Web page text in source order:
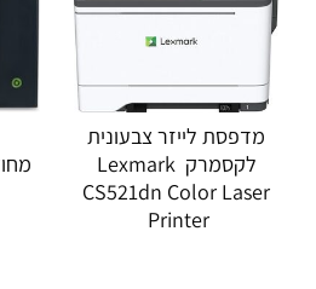
מדפסת לייזר צבעונית
לקסמרק Lexmark
CS521dn Color Laser
Printer